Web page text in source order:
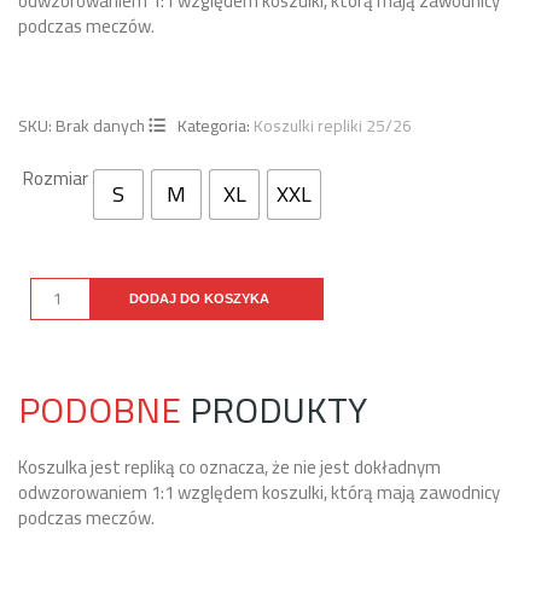
podczas meczów.
SKU:Brak danych Kategoria:Koszulki repliki 25/26
Rozmiar S M XL XXL
DODAJ DO KOSZYKA
PODOBNEPRODUKTY
Koszulka jest repliką co oznacza, że nie jest dokładnym
odwzorowaniem 1:1 względem koszulki, którą mają zawodnicy
podczas meczów.